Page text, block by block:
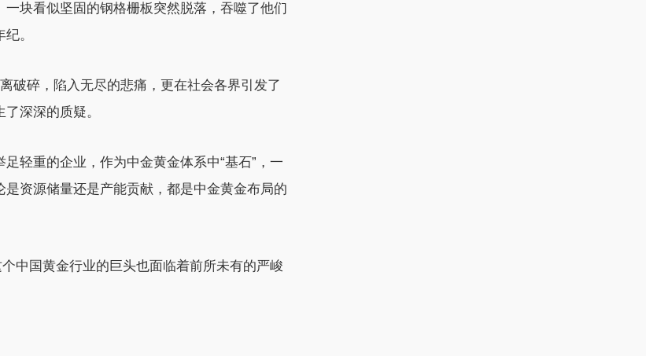
块看似坚固的钢格栅板突然脱落，吞噬了他们
。
破碎，陷入无尽的悲痛，更在社会各界引发了
深深的质疑。
轻重的企业，作为中金黄金体系中“基石”，一
资源储量还是产能贡献，都是中金黄金布局的
中国黄金行业的巨头也面临着前所未有的严峻